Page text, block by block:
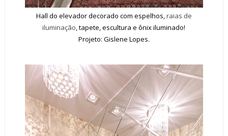
Hall do elevador decorado com espelhos,raias de
iluminação, tapete, escultura e ônix iluminado!
Projeto: Gislene Lopes.